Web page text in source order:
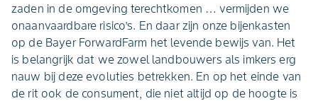
zaden in de omgeving terechtkomen … vermijden we
onaanvaardbare risico’s. En daar zijn onze bijenkasten
op de Bayer ForwardFarm het levende bewijs van. Het
is belangrijk dat we zowel landbouwers als imkers erg
nauw bij deze evoluties betrekken. En op het einde van
de rit ook de consument, die niet altijd op de hoogte is